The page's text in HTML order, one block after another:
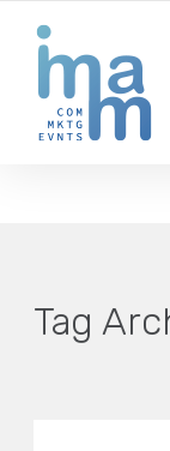
IBIZA · MADRID ·
Tag